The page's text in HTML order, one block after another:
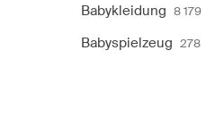
Babykleidung 8 179
Babyspielzeug 278